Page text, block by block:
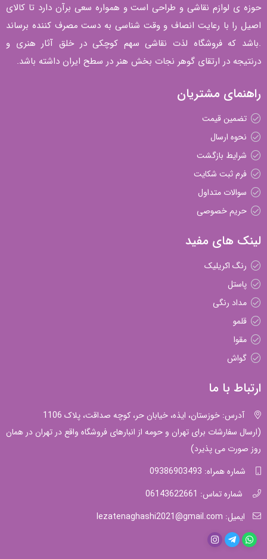
حوزه ی لوازم نقاشی و طراحی است و همواره سعی برآن دارد تا کالای
اصیل را با رعایت انصاف و وقت شناسی به دست مصرف کننده برساند
.باشد که فروشگاه لذت نقاشی سهم کوچکی در خلق آثار هنری و
درنتیجه در ارتقای گوهر نجات بخش هنر در سطح ایران داشته باشد.
راهنمای مشتریان
تضمین قیمت
نحوه ارسال
شرایط بازگشت
فرم ثبت شکایت
سوالات متداول
حریم خصوصی
لینک های مفید
رنگ اکریلیک
پاستل
مداد رنگی
قلمو
مقوا
گواش
ارتباط با ما
آدرس: خوزستان، ایذه، خیابان حر، کوچه صداقت، پلاک 1106
(ارسال سفارشات برای تهران و حومه از انبارهای فروشگاه واقع در تهران در همان
روز صورت می پذیرد)
شماره همراه: 09386903493
شماره تماس: 06143622661
ایمیل: lezatenaghashi2021@gmail.com